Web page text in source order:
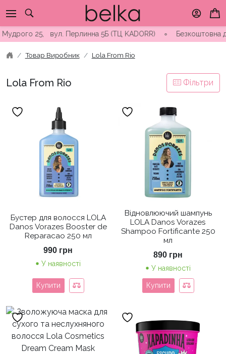
to
content25, вул. Перлинна 5Б (ТЦ KADORR) ∘ Безкоштовна
Товар Виробник Lola From Rio
Lola From Rio Фільтри
Бустер для волосся LOLA
Danos Vorazes Booster de
Reparacao 250 мл
990 грн
У наявності
Купити
Відновлюючий шампунь
LOLA Danos Vorazes
Shampoo Fortificante 250
мл
890 грн
У наявності
Купити